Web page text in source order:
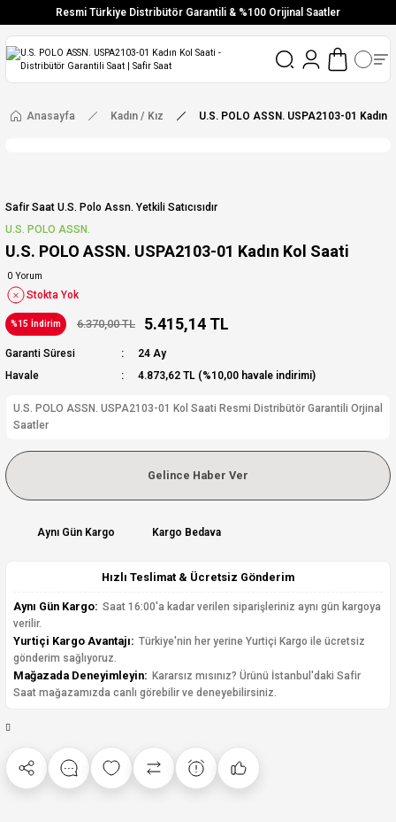
Resmi Türkiye Distribütör Garantili & %100 Orijinal Saatler
Vade Farksız 6 Taksit
Aynı Gün Stoktan Gönderim
Ücretsiz Kargo
Anasayfa Kadın / Kız U.S. POLO ASSN. USPA2103-01 Kadın
Safir Saat U.s. Polo Assn. Yetkili Satıcısıdır
U.S. POLO ASSN.
U.S. POLO ASSN. USPA2103-01 Kadın Kol Saati
0 Yorum
Stokta Yok
%15 İndirim 6.370,00 TL 5.415,14 TL
Garanti Süresi
24 Ay
Havale
4.873,62 TL (%10,00 havale indirimi)
U.S. POLO ASSN. USPA2103-01 Kol Saati Resmi Distribütör Garantili Orjinal
Saatler
Gelince Haber Ver
Aynı Gün Kargo Kargo Bedava
Hızlı Teslimat & Ücretsiz Gönderim
Aynı Gün Kargo: Saat 16:00'a kadar verilen siparişleriniz aynı gün kargoya
verilir.
Yurtiçi Kargo Avantajı: Türkiye'nin her yerine Yurtiçi Kargo ile ücretsiz
gönderim sağlıyoruz.
Mağazada Deneyimleyin: Kararsız mısınız? Ürünü İstanbul'daki Safir
Saat mağazamızda canlı görebilir ve deneyebilirsiniz.